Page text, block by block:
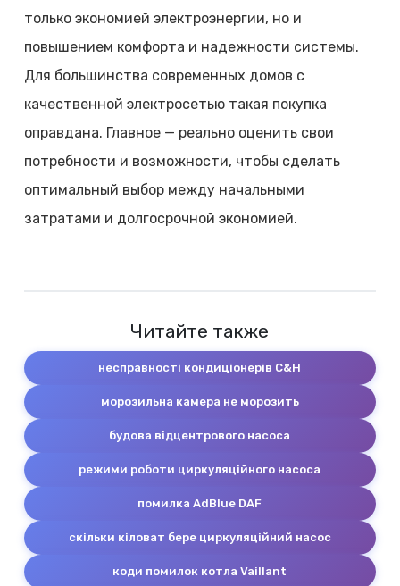
только экономией электроэнергии, но и
повышением комфорта и надежности системы.
Для большинства современных домов с
качественной электросетью такая покупка
оправдана. Главное — реально оценить свои
потребности и возможности, чтобы сделать
оптимальный выбор между начальными
затратами и долгосрочной экономией.
Читайте также
несправності кондиціонерів C&H
морозильна камера не морозить
будова відцентрового насоса
режими роботи циркуляційного насоса
помилка AdBlue DAF
скільки кіловат бере циркуляційний насос
коди помилок котла Vaillant